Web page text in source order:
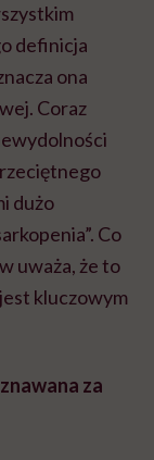
definicja
ona
Coraz
dużo
Co
uważa, że to
jest kluczowym
za